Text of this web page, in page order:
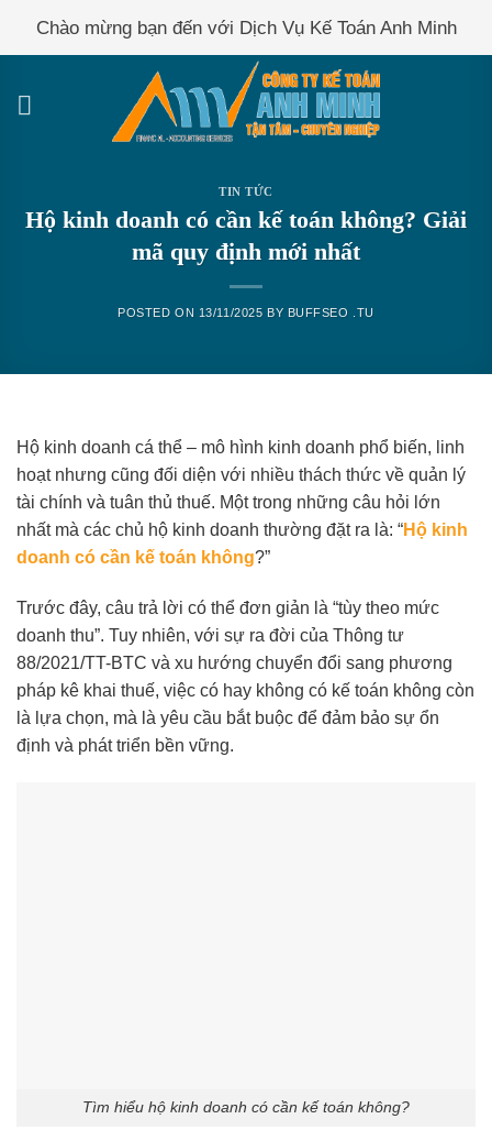
Chào mừng bạn đến với Dịch Vụ Kế Toán Anh Minh
TIN TỨC
Hộ kinh doanh có cần kế toán không? Giải
mã quy định mới nhất
POSTED ON 13/11/2025 BY BUFFSEO .TU
Hộ kinh doanh cá thể – mô hình kinh doanh phổ biến, linh
hoạt nhưng cũng đối diện với nhiều thách thức về quản lý
tài chính và tuân thủ thuế. Một trong những câu hỏi lớn
nhất mà các chủ hộ kinh doanh thường đặt ra là: “Hộ kinh
doanh có cần kế toán không?”
Trước đây, câu trả lời có thể đơn giản là “tùy theo mức
doanh thu”. Tuy nhiên, với sự ra đời của Thông tư
88/2021/TT-BTC và xu hướng chuyển đổi sang phương
pháp kê khai thuế, việc có hay không có kế toán không còn
là lựa chọn, mà là yêu cầu bắt buộc để đảm bảo sự ổn
định và phát triển bền vững.
Tìm hiểu hộ kinh doanh có cần kế toán không?